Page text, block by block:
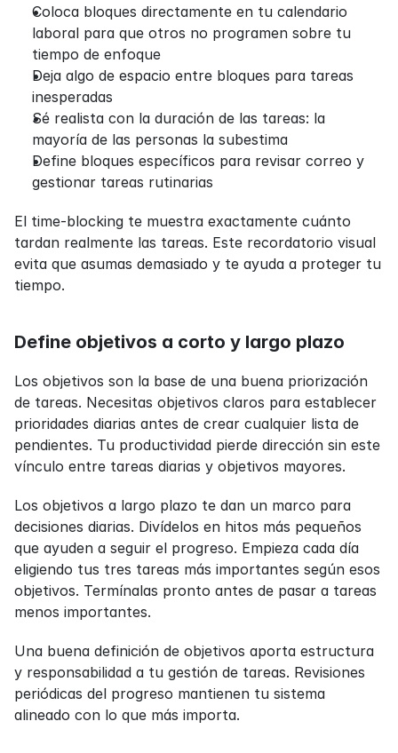
Coloca bloques directamente en tu calendario
laboral para que otros no programen sobre tu
tiempo de enfoque
Deja algo de espacio entre bloques para tareas
inesperadas
Sé realista con la duración de las tareas: la
mayoría de las personas la subestima
Define bloques específicos para revisar correo y
gestionar tareas rutinarias
El time-blocking te muestra exactamente cuánto
tardan realmente las tareas. Este recordatorio visual
evita que asumas demasiado y te ayuda a proteger tu
tiempo.
Define objetivos a corto y largo plazo
Los objetivos son la base de una buena priorización
de tareas. Necesitas objetivos claros para establecer
prioridades diarias antes de crear cualquier lista de
pendientes. Tu productividad pierde dirección sin este
vínculo entre tareas diarias y objetivos mayores.
Los objetivos a largo plazo te dan un marco para
decisiones diarias. Divídelos en hitos más pequeños
que ayuden a seguir el progreso. Empieza cada día
eligiendo tus tres tareas más importantes según esos
objetivos. Termínalas pronto antes de pasar a tareas
menos importantes.
Una buena definición de objetivos aporta estructura
y responsabilidad a tu gestión de tareas. Revisiones
periódicas del progreso mantienen tu sistema
alineado con lo que más importa.